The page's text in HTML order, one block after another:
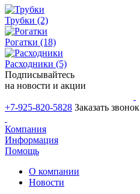
Трубки (2)
Рогатки (18)
Расходники (5)
Подписывайтесь
на новости и акции
+7-925-820-5828 Заказать звонок
Компания
Информация
Помощь
О компании
Новости